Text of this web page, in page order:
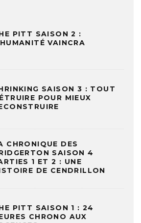
PITT SAISON 2 :
VAINCRA
SAISON 3 : TOUT
POUR MIEUX
CHRONIQUE DES
SAISON 4
1 ET 2 : UNE
DE CENDRILLON
PITT SAISON 1 : 24
CHRONO AUX